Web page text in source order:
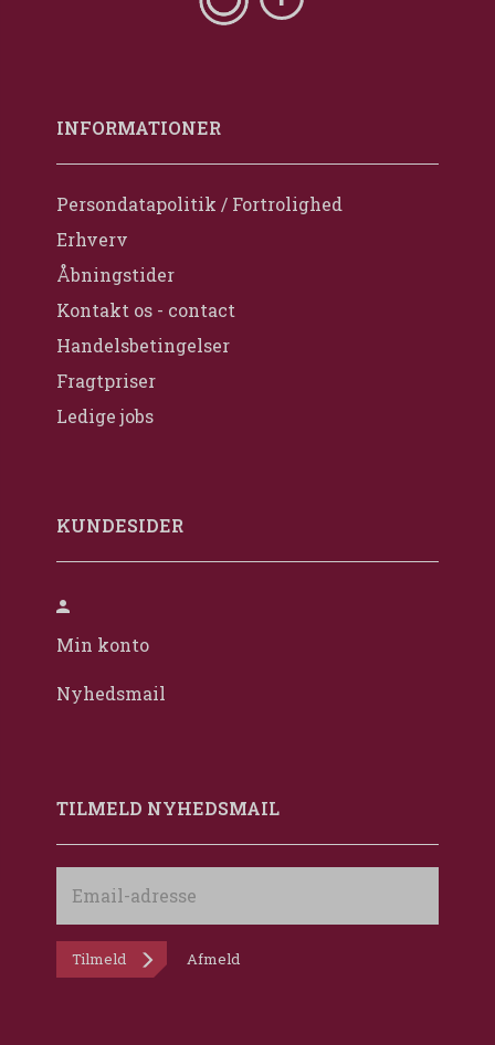
INFORMATIONER
Persondatapolitik / Fortrolighed
Erhverv
Åbningstider
Kontakt os - contact
Handelsbetingelser
Fragtpriser
Ledige jobs
KUNDESIDER
Min konto
Nyhedsmail
TILMELD NYHEDSMAIL
adresse
Tilmeld Afmeld